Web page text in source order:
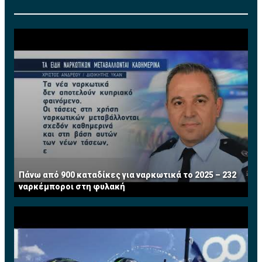
Πάνω από 900 καταδίκες για ναρκωτικά το 2025 – 232
ναρκέμποροι στη φυλακή